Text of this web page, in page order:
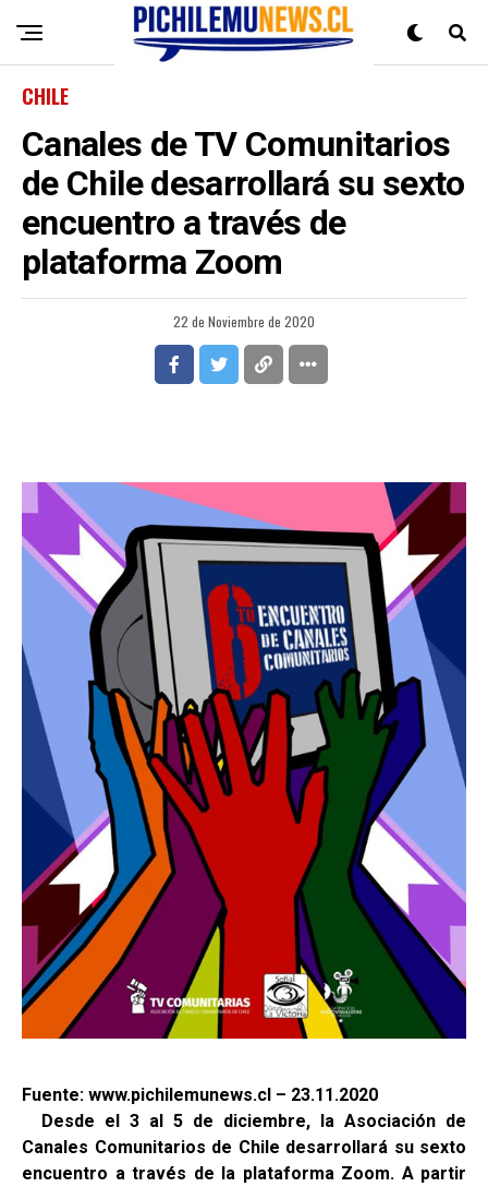
CHILE
Canales de TV Comunitarios
de Chile desarrollará su sexto
encuentro a través de
plataforma Zoom
22 de Noviembre de 2020
Fuente: www.pichilemunews.cl – 23.11.2020
Desde el 3 al 5 de diciembre, la Asociación de
Canales Comunitarios de Chile desarrollará su sexto
encuentro a través de la plataforma Zoom. A partir